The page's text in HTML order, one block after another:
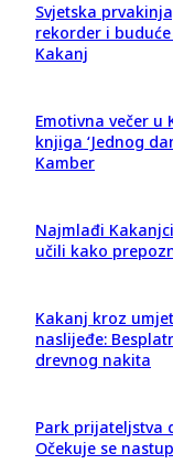
Svjetska
rekorder i
Kakanj
Emotivna večer u
knjiga ‘Jednog
Kamber
Najmlađi
učili kako
Kakanj kroz
naslijeđe:
drevnog nakita
Park prijateljstva
Očekuje se